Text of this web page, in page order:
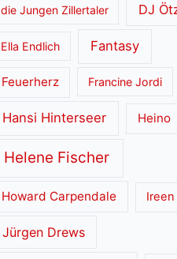
die Jungen Zillertaler DJ
Ella Endlich Fantasy
Feuerherz Francine Jordi
Hansi Hinterseer Heino
Helene Fischer
Howard Carpendale
Jürgen Drews